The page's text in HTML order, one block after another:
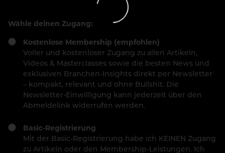
Wähle deinen Zugang:
Kostenlose Membership (empfohlen)
Voller und kostenloser Zugang zu allen Artikeln,
Videos & Masterclasses sowie die besten News und
exklusiven Branchen-Insights direkt per Newsletter
– kompakt, relevant und ohne Bullshit. Die
Newsletter-Einwilligung kann jederzeit über den
Abmeldelink widerrufen werden.
Basic-Registrierung
Mit der Basic-Registrierung habe ich KEINEN Zugang
zu Artikeln oder den Membership-Leistungen. Ich